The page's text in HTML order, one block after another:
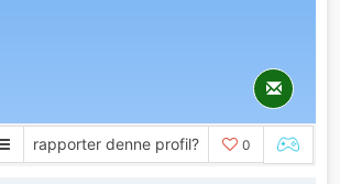
rapporter denne profil? 0